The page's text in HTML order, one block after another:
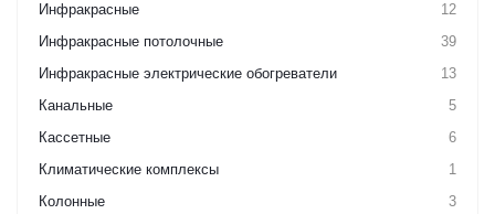
Инфракрасные
12
Инфракрасные потолочные
39
Инфракрасные электрические обогреватели
13
Канальные
5
Кассетные
6
Климатические комплексы
1
Колонные
3